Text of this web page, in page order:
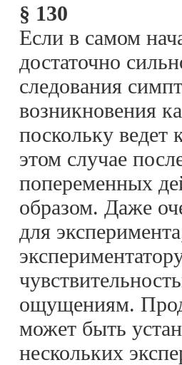
§ 130
Если в самом
достаточно
следования
возникновения
поскольку ведет
этом случае
попеременных
образом. Даже
для
ощущениям.
может быть
нескольких